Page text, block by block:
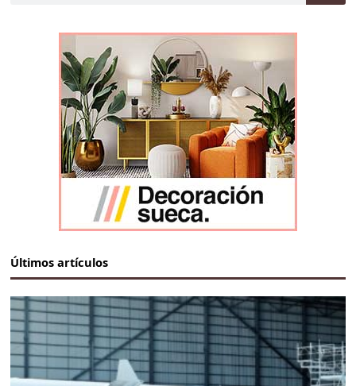
Últimos artículos